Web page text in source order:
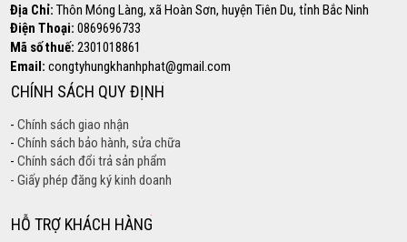
Địa Chỉ: Thôn Móng Làng, xã Hoàn Sơn, huyện Tiên Du, tỉnh Bắc Ninh
Điện Thoại: 0869696733
Mã số thuế: 2301018861
Email: congtyhungkhanhphat@gmail.com
CHÍNH SÁCH QUY ĐỊNH
- Chính sách giao nhận
- Chính sách bảo hành, sửa chữa
- Chính sách đổi trả sản phẩm
- Giấy phép đăng ký kinh doanh
HỖ TRỢ KHÁCH HÀNG